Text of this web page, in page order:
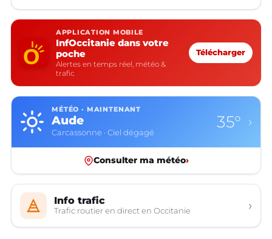
APPLICATION MOBILE
InfOccitanie dans votre
poche
Alertes en temps réel, météo &
trafic
Télécharger
MÉTÉO · MAINTENANT
Aude
Carcassonne · Ciel dégagé
35° ›
Consulter ma météo›
Info trafic
Trafic routier en direct en Occitanie ›